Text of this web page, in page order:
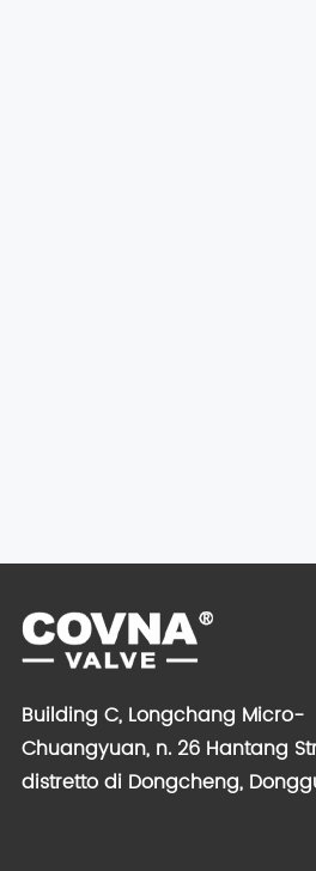
Building C, Longchang Micro-
Chuangyuan, n. 26 Hantang
distretto di Dongcheng,